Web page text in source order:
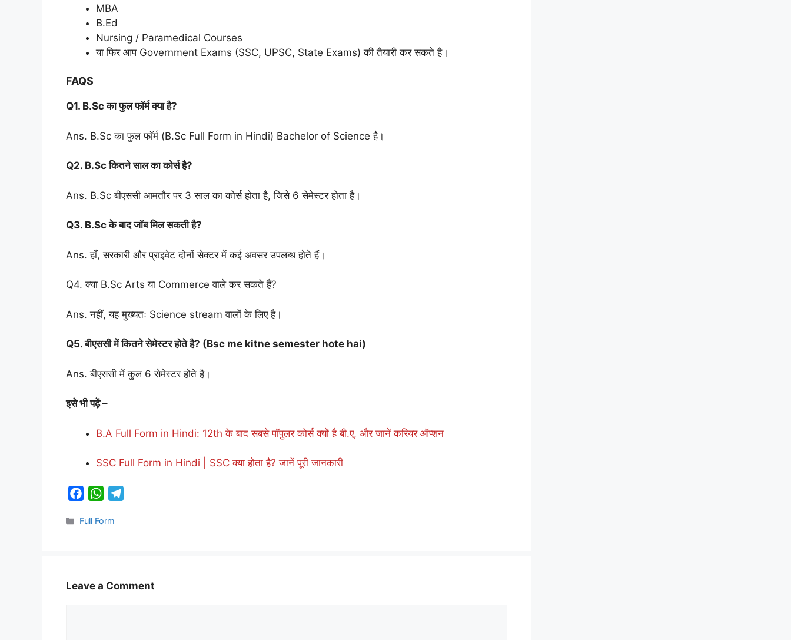
MBA
B.Ed
Nursing / Paramedical Courses
या फिर आप Government Exams (SSC, UPSC, State Exams) की तैयारी कर सकते है।
FAQS
Q1. B.Sc का फुल फॉर्म क्या है?
Ans. B.Sc का फुल फॉर्म (B.Sc Full Form in Hindi) Bachelor of Science है।
Q2. B.Sc कितने साल का कोर्स है?
Ans. B.Sc बीएससी आमतौर पर 3 साल का कोर्स होता है, जिसे 6 सेमेस्टर होता है।
Q3. B.Sc के बाद जॉब मिल सकती है?
Ans. हाँ, सरकारी और प्राइवेट दोनों सेक्टर में कई अवसर उपलब्ध होते हैं।
Q4. क्या B.Sc Arts या Commerce वाले कर सकते हैं?
Ans. नहीं, यह मुख्यतः Science stream वालों के लिए है।
Q5. बीएससी में कितने सेमेस्टर होते है? (Bsc me kitne semester hote hai)
Ans. बीएससी में कुल 6 सेमेस्टर होते है।
इसे भी पढ़ें –
B.A Full Form in Hindi: 12th के बाद सबसे पॉपुलर कोर्स क्यों है बी.ए, और जानें करियर ऑप्शन
SSC Full Form in Hindi | SSC क्या होता है? जानें पूरी जानकारी
c
o
W
a
p
a
Categories
Full Form
Leave a Comment